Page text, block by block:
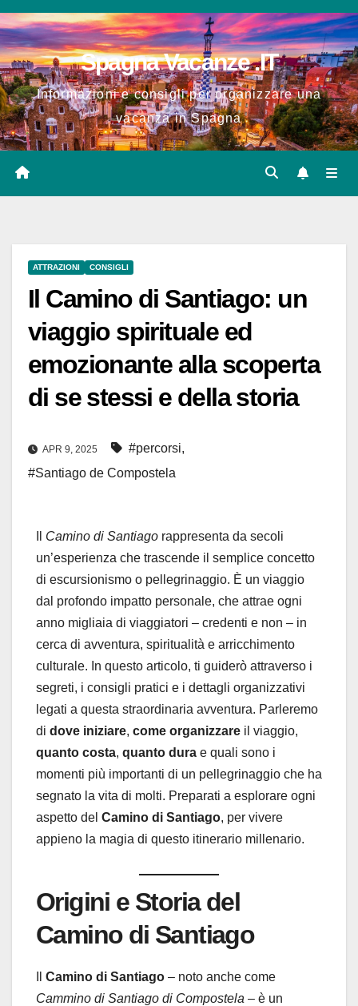
Salta
al
contenuto
Spagna Vacanze .IT
Informazioni e consigli per organizzare una
vacanza in Spagna
ATTRAZIONI CONSIGLI
Il Camino di Santiago: un
viaggio spirituale ed
emozionante alla scoperta
di se stessi e della storia
APR 9, 2025 #percorsi,
#Santiago de Compostela
Camino di Santiago rappresenta da secoli
un’esperienza che trascende il semplice concetto
di escursionismo o pellegrinaggio. È un viaggio
dal profondo impatto personale, che attrae ogni
anno migliaia di viaggiatori – credenti e non – in
cerca di avventura, spiritualità e arricchimento
culturale. In questo articolo, ti guiderò attraverso i
segreti, i consigli pratici e i dettagli organizzativi
legati a questa straordinaria avventura. Parleremo
di dove iniziare, come organizzare il viaggio,
quanto costa, quanto dura e quali sono i
momenti più importanti di un pellegrinaggio che ha
segnato la vita di molti. Preparati a esplorare ogni
aspetto del Camino di Santiago, per vivere
appieno la magia di questo itinerario millenario.
Origini e Storia del
Camino di Santiago
Camino di Santiago – noto anche come
Cammino di Santiago di Compostela – è un